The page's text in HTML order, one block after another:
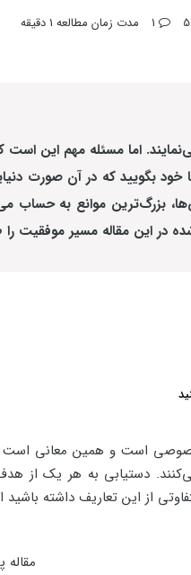
مدت زمان مطالعه 1 دقیقه
اما مسئله مهم این است
خود بگویید که در آن صورت
بزرگ‌ترین موانع به
شده در این مقاله مسیر موفقیت
است و همین معانی است
دستیابی به هر یک از
از این تعاریف داشته
مقاله